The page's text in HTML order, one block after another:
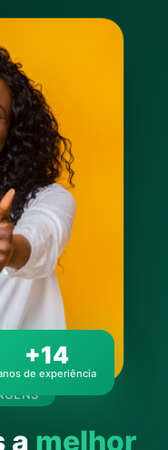
+14
de experiência
a melhor